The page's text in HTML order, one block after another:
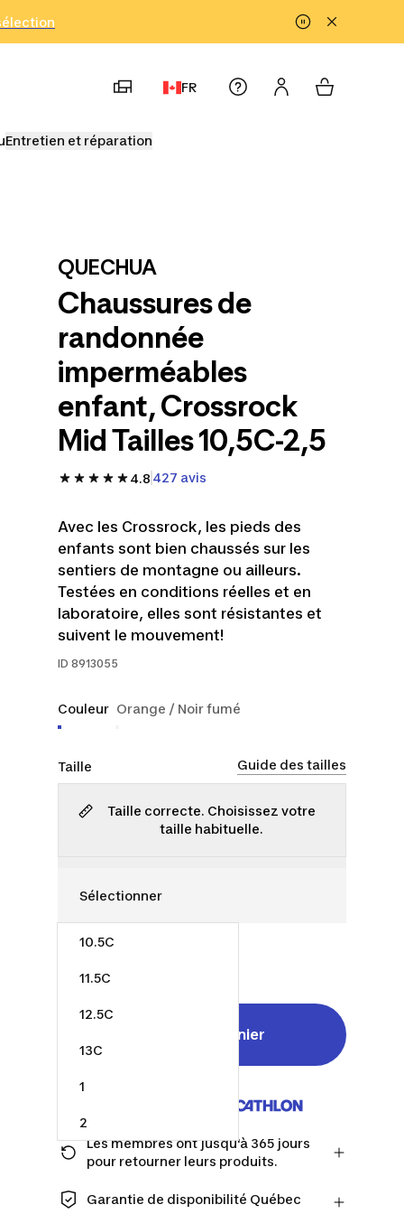
FR
Entretien et réparation
QUECHUA
Chaussures de
randonnée
imperméables
enfant, Crossrock
Mid Tailles 10,5C-2,5
4.8 427 avis
Avec les Crossrock, les pieds des
enfants sont bien chaussés sur les
sentiers de montagne ou ailleurs.
Testées en conditions réelles et en
laboratoire, elles sont résistantes et
suivent le mouvement!
ID 8913055
Couleur Orange / Noir fumé
Taille Guide des tailles
Taille correcte. Choisissez votre
taille habituelle.
10.5C
11.5C
12.5C
13C
1
2
2.5
Ajouter au panier
Les membres ont jusqu'à 365 jours
pour retourner leurs produits.
et obtenez plus de temps pour
Garantie de disponibilité Québec